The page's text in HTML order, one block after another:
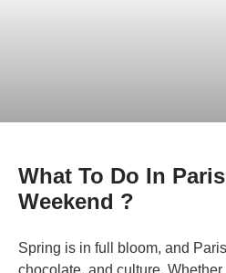
What To Do In
Weekend ?
Spring is in full bloom, and
chocolate, and culture. Whether